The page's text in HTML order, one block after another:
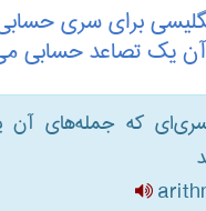
برای سری
یک تصاعد حسابی
که جمله‌های آن